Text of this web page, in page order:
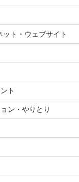
ット・ウェブサイト
ト
ン・やりとり